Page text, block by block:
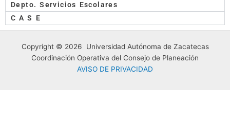
Depto. Servicios Escolares
C A S E
Copyright © 2026 Universidad Autónoma de Zacatecas
Coordinación Operativa del Consejo de Planeación
AVISO DE PRIVACIDAD